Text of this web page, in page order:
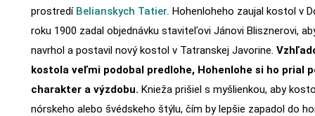
prostredí Belianskych Tatier. Hohenloheho zaujal kostol v
roku 1900 zadal objednávku staviteľovi Jánovi Blisznerovi,
navrhol a postavil nový kostol v Tatranskej Javorine.
kostola veľmi podobal predlohe, Hohenlohe si ho prial
charakter a výzdobu. Knieža prišiel s myšlienkou, aby
nórskeho alebo švédskeho štýlu, čím by lepšie zapadol do